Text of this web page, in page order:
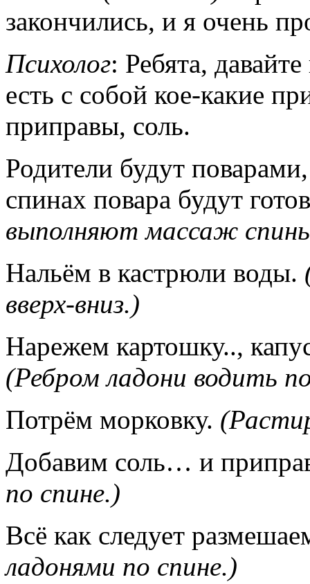
закончились, и я очень
Психолог: Ребята,
есть с собой кое-какие
приправы, соль.
Родители будут
спинах повара будут
выполняют массаж
Нальём в кастрюли воды.
вверх-вниз.)
Нарежем картошку..,
(Ребром ладони водить
Потрём морковку.
Добавим соль… и
по спине.)
Всё как следует
ладонями по спине.)